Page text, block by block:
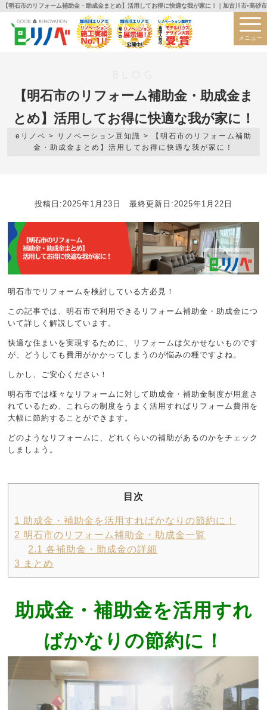
【明石市のリフォーム補助金・助成金まとめ】活用してお得に快適な我が家に！｜加古川市•高砂
【明石市のリフォーム補助金・助成金ま
とめ】活用してお得に快適な我が家に！
eリノベ > リノベーション豆知識 >
【明石市のリフォーム補助
金・助成金まとめ】活用してお得に快適な我が家に！
投稿日:2025年1月23日 最終更新日:2025年1月22日
明石市でリフォームを検討している方必見！
この記事では、明石市で利用できるリフォーム補助金・助成金につ
いて詳しく解説しています。
快適な住まいを実現するために、リフォームは欠かせないものです
が、どうしても費用がかかってしまうのが悩みの種ですよね。
しかし、ご安心ください！
明石市では様々なリフォームに対して助成金・補助金制度が用意さ
れているため、これらの制度をうまく活用すればリフォーム費用を
大幅に節約することができます。
どのようなリフォームに、どれくらいの補助があるのかをチェック
しましょう。
目次
1 助成金・補助金を活用すればかなりの節約に！
2 明石市のリフォーム補助金・助成金一覧
2.1 各補助金・助成金の詳細
3 まとめ
助成金・補助金を活用すれ
ばかなりの節約に！
メニュー